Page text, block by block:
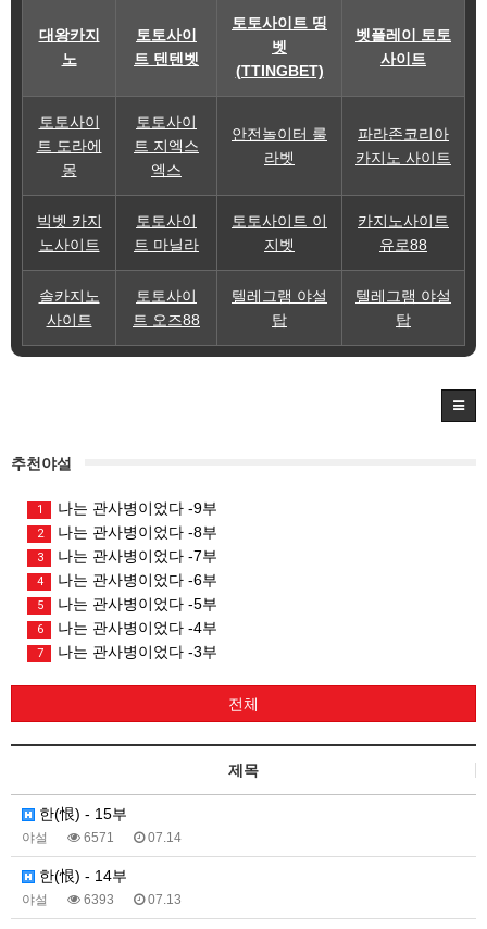
대왕카지
노
토토사이
트 텐텐벳
토토사이트 띵
벳
(TTINGBET)
벳플레이 토토
사이트
토토사이
트 도라에
몽
토토사이
트 지엑스
엑스
안전놀이터 룰
라벳
파라존코리아
카지노 사이트
빅벳 카지
노사이트
토토사이
트 마닐라
토토사이트 이
지벳
카지노사이트
유로88
솔카지노
사이트
토토사이
트 오즈88
텔레그램 야설
탑
텔레그램 야설
탑
추천야설
1 나는 관사병이었다 -9부
2 나는 관사병이었다 -8부
3 나는 관사병이었다 -7부
4 나는 관사병이었다 -6부
5 나는 관사병이었다 -5부
6 나는 관사병이었다 -4부
7 나는 관사병이었다 -3부
전체
제목
한(恨) - 15부
야설 6571 07.14
한(恨) - 14부
야설 6393 07.13